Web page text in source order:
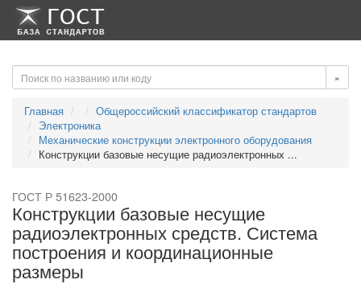
-->-->
»
Главная
Общероссийский классификатор стандартов
Электроника
Механические конструкции электронного оборудования
Конструкции базовые несущие радиоэлектронных ...
ГОСТ Р 51623-2000
Конструкции базовые несущие
радиоэлектронных средств. Система
построения и координационные
размеры